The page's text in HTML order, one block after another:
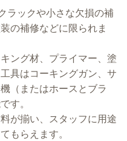
ラックや小さな欠損の補
の補修などに限られま
ング材、プライマー、塗
具はコーキングガン、サ
（またはホースとブラ
す。
が揃い、スタッフに用途
もらえます。